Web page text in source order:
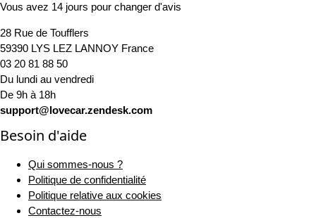
Vous avez 14 jours pour changer d'avis
28 Rue de Toufflers
59390 LYS LEZ LANNOY France
03 20 81 88 50
Du lundi au vendredi
De 9h à 18h
support@lovecar.zendesk.com
Besoin d'aide
Qui sommes-nous ?
Politique de confidentialité
Politique relative aux cookies
Contactez-nous